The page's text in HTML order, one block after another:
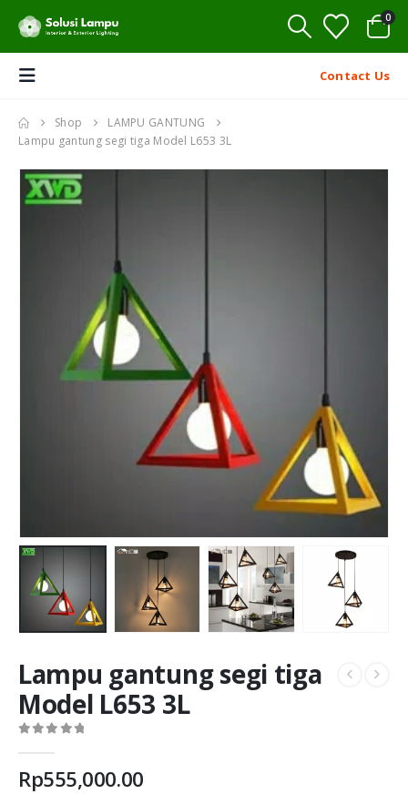
0
Contact Us
Shop
LAMPU GANTUNG
Lampu gantung segi tiga Model L653 3L
Lampu gantung segi tiga
Model L653 3L
Rp555,000.00